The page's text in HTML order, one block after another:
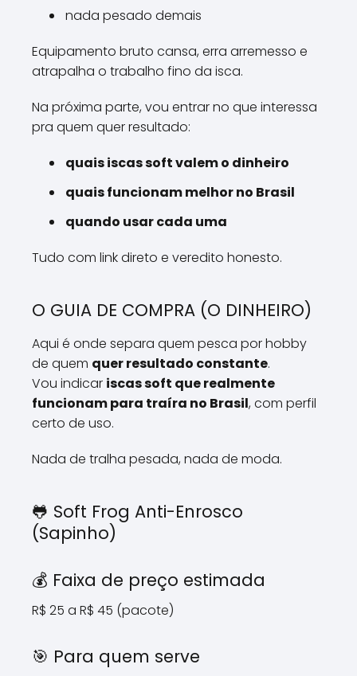
nada pesado demais
Equipamento bruto cansa, erra arremesso e
atrapalha o trabalho fino da isca.
Na próxima parte, vou entrar no que interessa
pra quem quer resultado:
quais iscas soft valem o dinheiro
quais funcionam melhor no Brasil
quando usar cada uma
Tudo com link direto e veredito honesto.
O GUIA DE COMPRA (O DINHEIRO)
Aqui é onde separa quem pesca por hobby
de quem quer resultado constante.
Vou indicar iscas soft que realmente
funcionam para traíra no Brasil, com perfil
certo de uso.
Nada de tralha pesada, nada de moda.
🐸 Soft Frog Anti-Enrosco
(Sapinho)
💰 Faixa de preço estimada
R$ 25 a R$ 45 (pacote)
🎯 Para quem serve